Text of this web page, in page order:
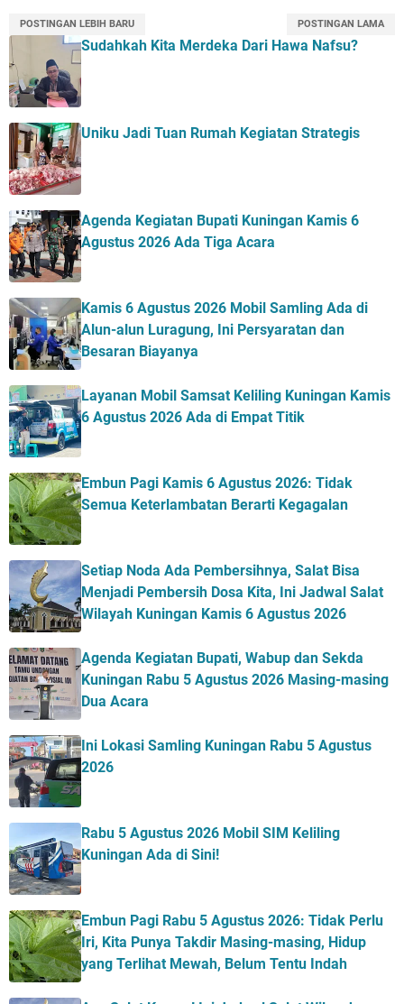
POSTINGAN LEBIH BARU POSTINGAN LAMA
Sudahkah Kita Merdeka Dari Hawa Nafsu?
Uniku Jadi Tuan Rumah Kegiatan Strategis
Agenda Kegiatan Bupati Kuningan Kamis 6
Agustus 2026 Ada Tiga Acara
Kamis 6 Agustus 2026 Mobil Samling Ada di
Alun-alun Luragung, Ini Persyaratan dan
Besaran Biayanya
Layanan Mobil Samsat Keliling Kuningan Kamis
6 Agustus 2026 Ada di Empat Titik
Embun Pagi Kamis 6 Agustus 2026: Tidak
Semua Keterlambatan Berarti Kegagalan
Setiap Noda Ada Pembersihnya, Salat Bisa
Menjadi Pembersih Dosa Kita, Ini Jadwal Salat
Wilayah Kuningan Kamis 6 Agustus 2026
Agenda Kegiatan Bupati, Wabup dan Sekda
Kuningan Rabu 5 Agustus 2026 Masing-masing
Dua Acara
Ini Lokasi Samling Kuningan Rabu 5 Agustus
2026
Rabu 5 Agustus 2026 Mobil SIM Keliling
Kuningan Ada di Sini!
Embun Pagi Rabu 5 Agustus 2026: Tidak Perlu
Iri, Kita Punya Takdir Masing-masing, Hidup
yang Terlihat Mewah, Belum Tentu Indah